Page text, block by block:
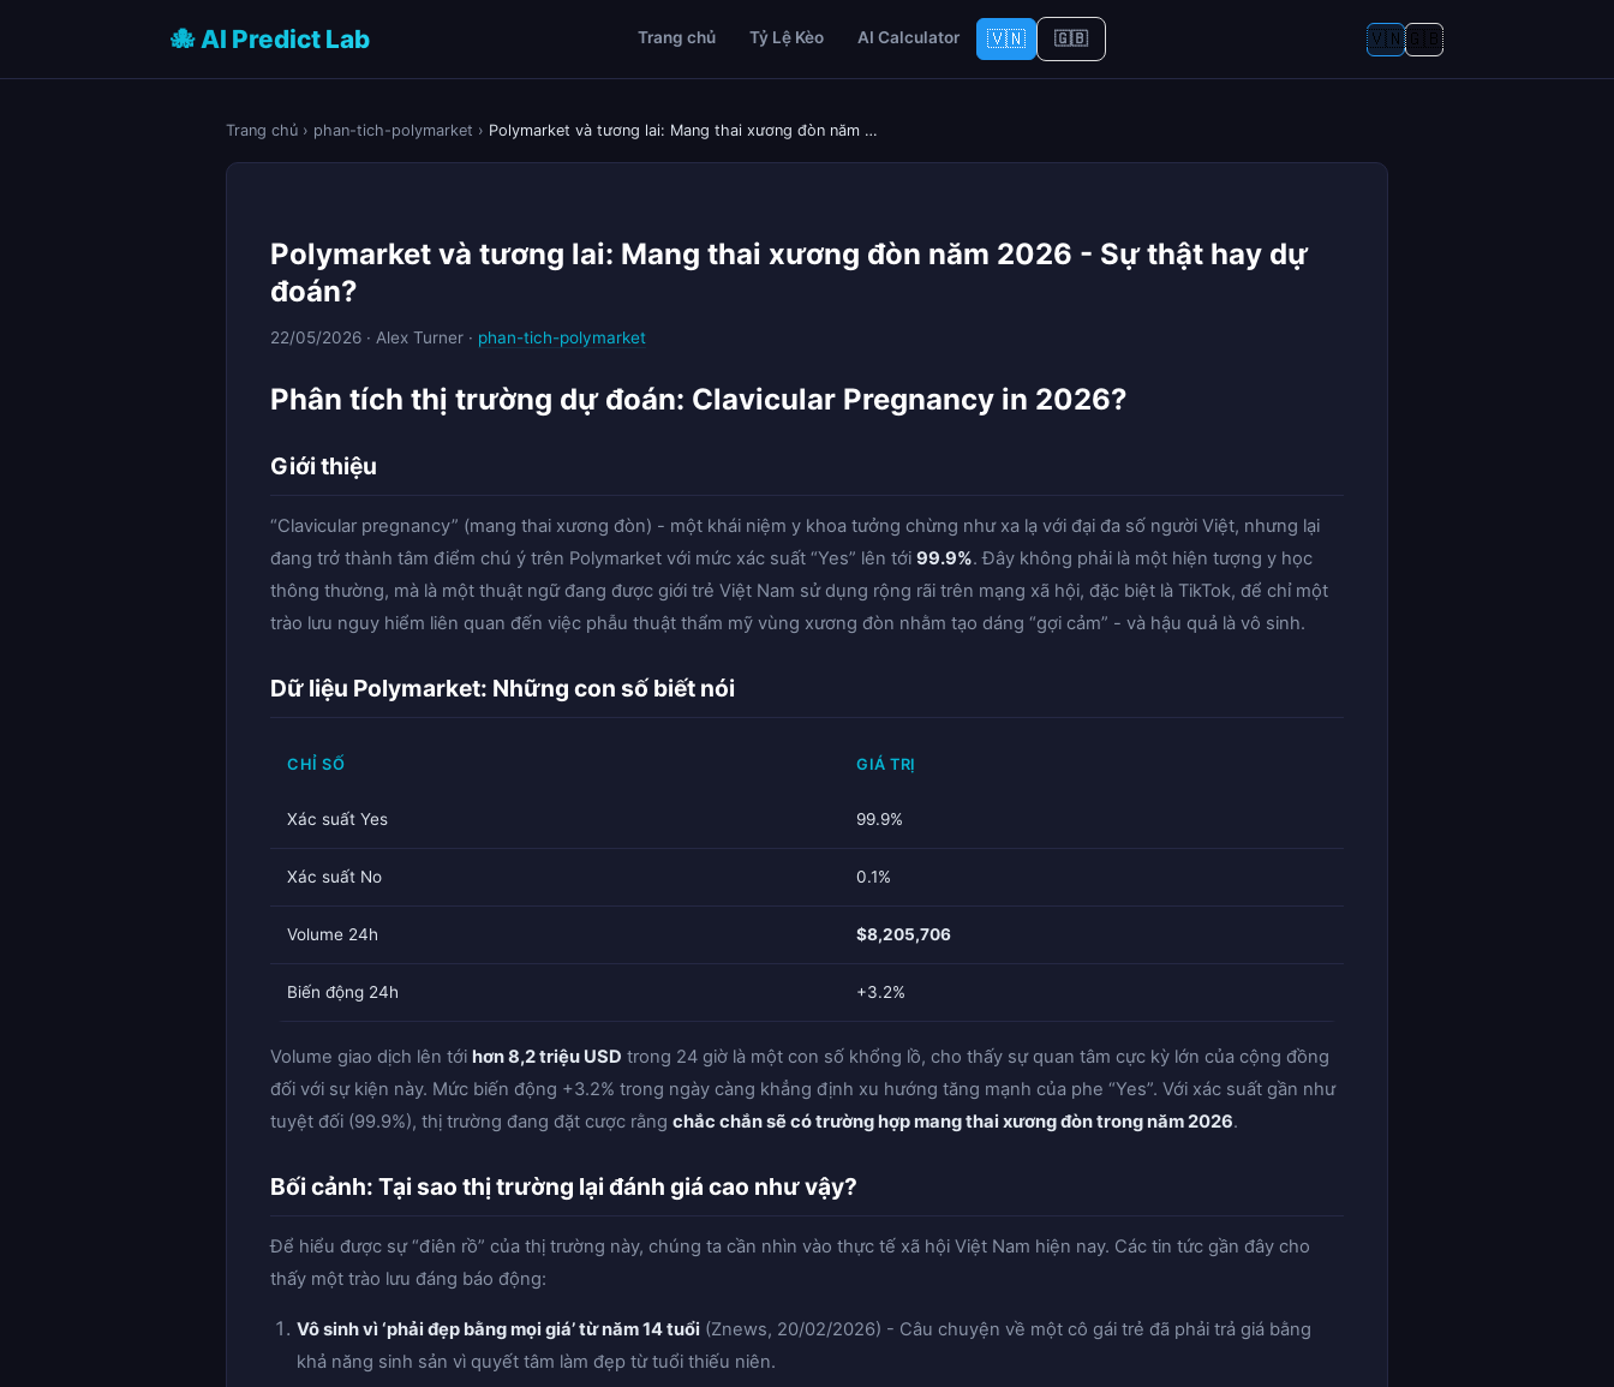
🐙 AI Predict Lab Trang chủ Tỷ Lệ Kèo AI Calculator 🇻🇳 🇬🇧 🇻🇳🇬🇧
Trang chủ › phan-tich-polymarket › Polymarket và tương lai: Mang thai xương đòn năm …
Polymarket và tương lai: Mang thai xương đòn năm 2026 - Sự thật hay dự
đoán?
22/05/2026 · Alex Turner · phan-tich-polymarket
Phân tích thị trường dự đoán: Clavicular Pregnancy in 2026?
Giới thiệu
“Clavicular pregnancy” (mang thai xương đòn) - một khái niệm y khoa tưởng chừng như xa lạ với đại đa số người Việt, nhưng lại
đang trở thành tâm điểm chú ý trên Polymarket với mức xác suất “Yes” lên tới 99.9%. Đây không phải là một hiện tượng y học
thông thường, mà là một thuật ngữ đang được giới trẻ Việt Nam sử dụng rộng rãi trên mạng xã hội, đặc biệt là TikTok, để chỉ một
trào lưu nguy hiểm liên quan đến việc phẫu thuật thẩm mỹ vùng xương đòn nhằm tạo dáng “gợi cảm” - và hậu quả là vô sinh.
Dữ liệu Polymarket: Những con số biết nói
CHỈ SỐ GIÁ TRỊ
Xác suất Yes 99.9%
Xác suất No 0.1%
Volume 24h $8,205,706
Biến động 24h +3.2%
Volume giao dịch lên tới hơn 8,2 triệu USD trong 24 giờ là một con số khổng lồ, cho thấy sự quan tâm cực kỳ lớn của cộng đồng
đối với sự kiện này. Mức biến động +3.2% trong ngày càng khẳng định xu hướng tăng mạnh của phe “Yes”. Với xác suất gần như
tuyệt đối (99.9%), thị trường đang đặt cược rằng chắc chắn sẽ có trường hợp mang thai xương đòn trong năm 2026.
Bối cảnh: Tại sao thị trường lại đánh giá cao như vậy?
Để hiểu được sự “điên rồ” của thị trường này, chúng ta cần nhìn vào thực tế xã hội Việt Nam hiện nay. Các tin tức gần đây cho
thấy một trào lưu đáng báo động:
Vô sinh vì ‘phải đẹp bằng mọi giá’ từ năm 14 tuổi (Znews, 20/02/2026) - Câu chuyện về một cô gái trẻ đã phải trả giá bằng
khả năng sinh sản vì quyết tâm làm đẹp từ tuổi thiếu niên.